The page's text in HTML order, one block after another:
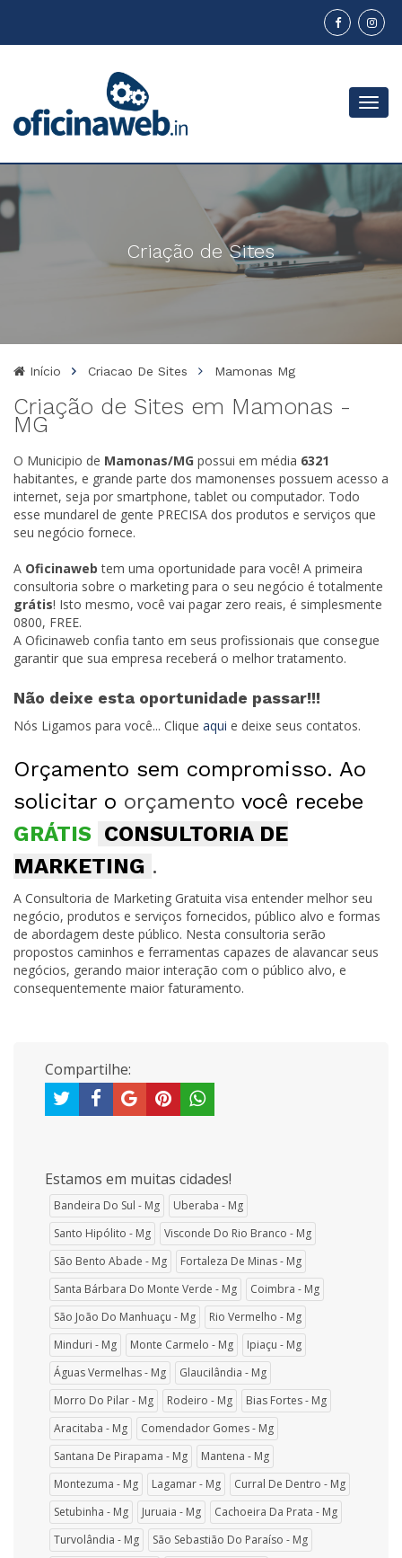
Menu
Criação de Sites
Início Criacao De Sites Mamonas Mg
Criação de Sites em Mamonas -
MG
O Municipio de Mamonas/MG possui em média 6321
habitantes, e grande parte dos mamonenses possuem acesso a
internet, seja por smartphone, tablet ou computador. Todo
esse mundarel de gente PRECISA dos produtos e serviços que
seu negócio fornece.
A Oficinaweb tem uma oportunidade para você! A primeira
consultoria sobre o marketing para o seu negócio é totalmente
grátis! Isto mesmo, você vai pagar zero reais, é simplesmente
0800, FREE.
A Oficinaweb confia tanto em seus profissionais que consegue
garantir que sua empresa receberá o melhor tratamento.
Não deixe esta oportunidade passar!!!
Nós Ligamos para você... Clique aqui e deixe seus contatos.
Orçamento sem compromisso. Ao
solicitar o orçamento você recebe
GRÁTIS CONSULTORIA DE
MARKETING .
A Consultoria de Marketing Gratuita visa entender melhor seu
negócio, produtos e serviços fornecidos, público alvo e formas
de abordagem deste público. Nesta consultoria serão
propostos caminhos e ferramentas capazes de alavancar seus
negócios, gerando maior interação com o público alvo, e
consequentemente maior faturamento.
Compartilhe:
Estamos em muitas cidades!
Bandeira Do Sul - Mg
Uberaba - Mg
Santo Hipólito - Mg
Visconde Do Rio Branco - Mg
São Bento Abade - Mg
Fortaleza De Minas - Mg
Santa Bárbara Do Monte Verde - Mg
Coimbra - Mg
São João Do Manhuaçu - Mg
Rio Vermelho - Mg
Minduri - Mg
Monte Carmelo - Mg
Ipiaçu - Mg
Águas Vermelhas - Mg
Glaucilândia - Mg
Morro Do Pilar - Mg
Rodeiro - Mg
Bias Fortes - Mg
Aracitaba - Mg
Comendador Gomes - Mg
Santana De Pirapama - Mg
Mantena - Mg
Montezuma - Mg
Lagamar - Mg
Curral De Dentro - Mg
Setubinha - Mg
Juruaia - Mg
Cachoeira Da Prata - Mg
Turvolândia - Mg
São Sebastião Do Paraíso - Mg